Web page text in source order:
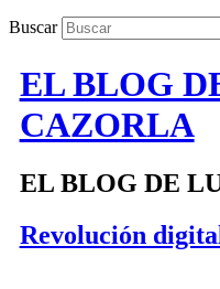
Buscar
EL BLOG
CAZORLA
EL BLOG DE
Revolución